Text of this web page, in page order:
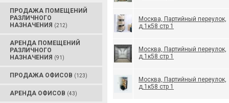
ПРОДАЖА ПОМЕЩЕНИЙ
РАЗЛИЧНОГО
НАЗНАЧЕНИЯ (212)
АРЕНДА ПОМЕЩЕНИЙ
РАЗЛИЧНОГО
НАЗНАЧЕНИЯ (91)
ПРОДАЖА ОФИСОВ (123)
АРЕНДА ОФИСОВ (43)
Москва, Партийный переулок,
д.1к58 стр 1
Москва, Партийный переулок,
д.1к58 стр 1
Москва, Партийный переулок,
д.1к58 стр 1